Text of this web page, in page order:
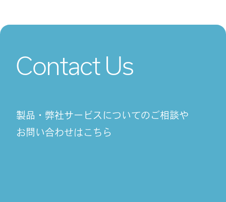
Contact Us
製品・弊社サービスについてのご相談や
お問い合わせはこちら